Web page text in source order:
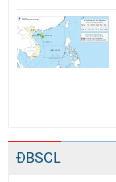
ĐBSCL